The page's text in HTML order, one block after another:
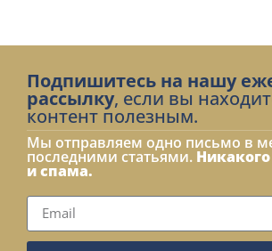
Подпишитесь на нашу
рассылку, если вы
контент полезным.
Мы отправляем одно письмо в
последними статьями.
и спама.